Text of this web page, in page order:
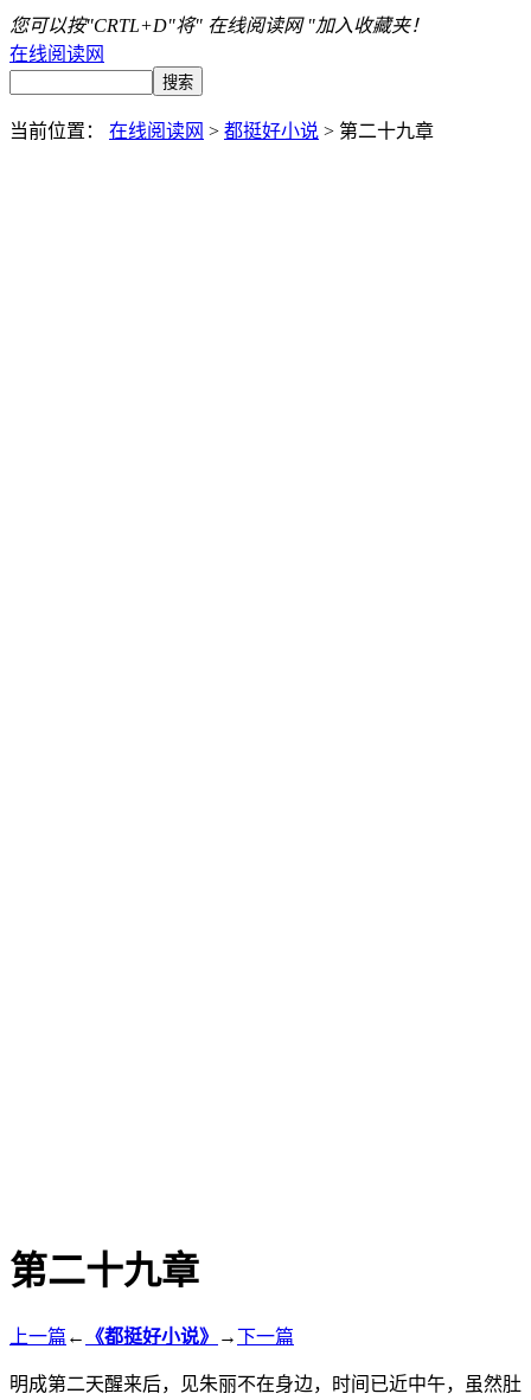
您可以按"CRTL+D"将" 在线阅读网 "加入收藏夹！
在线阅读网
当前位置： 在线阅读网 > 都挺好小说 > 第二十九章
第二十九章
上一篇 ← 《都挺好小说》 →下一篇
明成第二天醒来后，见朱丽不在身边，时间已近中午，虽然肚